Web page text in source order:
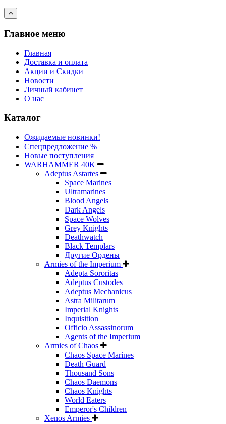
Главное меню
Главная
Доставка и оплата
Акции и Скидки
Новости
Личный кабинет
О нас
Каталог
Ожидаемые новинки!
Спецпредложение %
Новые поступления
WARHAMMER 40K
Adeptus Astartes
Space Marines
Ultramarines
Blood Angels
Dark Angels
Space Wolves
Grey Knights
Deathwatch
Black Templars
Другие Ордены
Armies of the Imperium
Adepta Sororitas
Adeptus Custodes
Adeptus Mechanicus
Astra Militarum
Imperial Knights
Inquisition
Officio Assassinorum
Agents of the Imperium
Armies of Chaos
Chaos Space Marines
Death Guard
Thousand Sons
Chaos Daemons
Chaos Knights
World Eaters
Emperor's Children
Xenos Armies